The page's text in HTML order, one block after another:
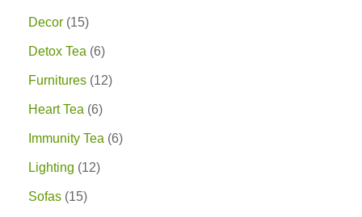
Decor 15
Detox Tea 6
Furnitures 12
Heart Tea 6
Immunity Tea 6
Lighting 12
Sofas 15